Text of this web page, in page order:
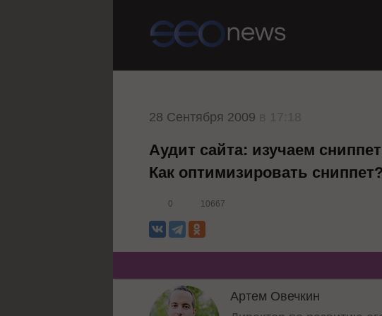
28 Сентября 2009
Аудит сайта: изучаем
Как оптимизировать сниппет?
0 10667
Артем Овечкин